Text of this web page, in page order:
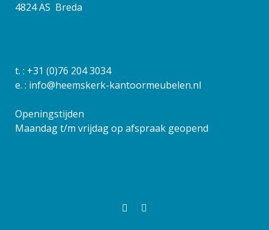
4824 AS Breda
t. : +31 (0)76 204 3034
e. : info@heemskerk-kantoormeubelen.nl
Openingstijden
Maandag t/m vrijdag op afspraak geopend